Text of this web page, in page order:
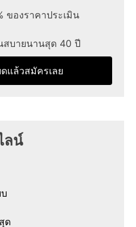
ของราคาประเมิน
สบายนานสุด 40 ปี
แล้วสมัครเลย
ลน์
ด